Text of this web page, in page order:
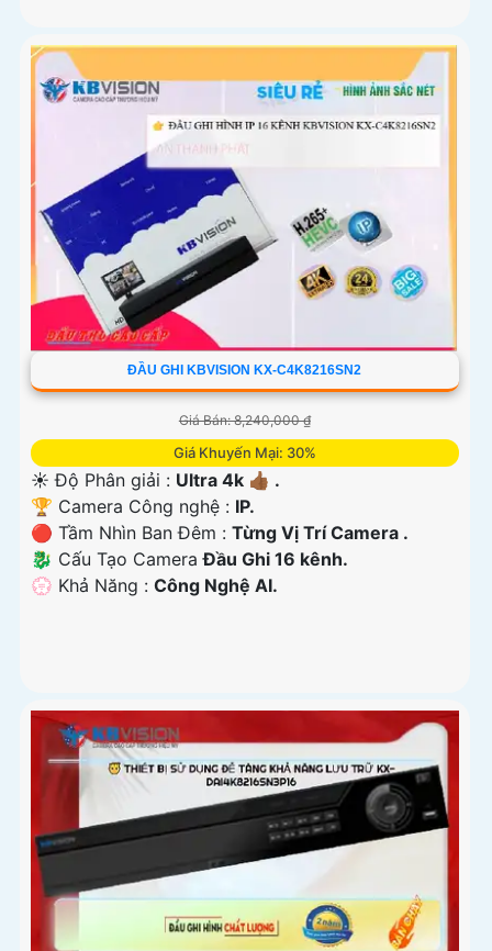
ĐẦU GHI KBVISION KX-C4K8216SN2
Giá Bán: 8,240,000 ₫
Giá Khuyến Mại: 30%
☀️ Độ Phân giải : Ultra 4k 👍🏾 .
🏆 Camera Công nghệ : IP.
🔴 Tầm Nhìn Ban Đêm : Từng Vị Trí Camera .
🐉️ Cấu Tạo CameraĐầu Ghi 16 kênh.
️💮 Khả Năng : Công Nghệ AI.